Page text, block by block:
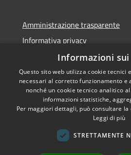
Amministrazione trasparente
Informativa privacy
Dichiarazione di accessibilità
Whistleblowing - segnalazione
Informazioni
Questo sito web utilizza cookie tecnici
necessari al corretto funzionamento e
nonché un cookie tecnico analitico
informazioni statistiche,
Per maggiori dettagli, può consultare la
Leggi di più
STRETTAMENTE